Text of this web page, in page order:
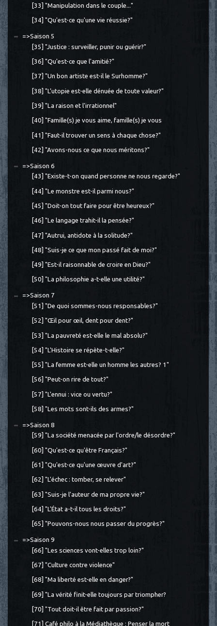
[33] "Manipulation dans le couple..."
[34] "Qu'est-ce qu'une vie réussie?"
=>Saison 5
[35] "Justice : surveiller, punir ou guérir?"
[36] "Qu'est-ce que l'amitié?"
[37] "Un bon artiste est-il le Surhomme?"
[38] "L’utopie est-elle dénuée de toute valeur?"
[39] "La raison et l'irrationnel"
[40] "Famille(s) je vous aime, famille(s) je vous
[41] "Faut-il trouver un sens à chaque chose?"
[42] "Avons-nous ce que nous méritons?"
=>Saison 6
[43] "Existe-t-on quand personne ne nous regarde?"
[44] "Le monstre est-il parmi nous?"
[45] "Doit-on tout faire pour être heureux?"
[46] "Le langage trahit-il la pensée?"
[47] "Autrui, antidote à la solitude?"
[48] "Suis-je ce que mon passé fait de moi?"
[49] "Est-il raisonnable de croire en Dieu?"
[50] "La philosophie a-t-elle une utilité?"
=>Saison 7
[51] "De quoi sommes-nous responsables?"
[52] "Œil pour œil, dent pour dent?"
[53] "La pauvreté est-elle le mal absolu?"
[54] "L'Histoire se répète-t-elle?"
[55] "La femme est-elle un homme les autres? 1"
[56] "Peut-on rire de tout?"
[57] "L'ennui : vice ou vertu?"
[58] "Les mots sont-ils des armes?"
=>Saison 8
[59] "La société menacée par l'ordre/le désordre?"
[60] "Qu'est-ce qu'être Français?"
[61] "Qu'est-ce qu'une œuvre d'art?"
[62] "L'échec : tomber, se relever"
[63] "Suis-je l'auteur de ma propre vie?"
[64] "L'État a-t-il tous les droits?"
[65] "Pouvons-nous nous passer du progrès?"
=>Saison 9
[66] "Les sciences vont-elles trop loin?"
[67] "Culture contre violence"
[68] "Ma liberté est-elle en danger?"
[69] "La vérité finit-elle toujours par triompher?
[70] "Tout doit-il être fait par passion?"
[71] Café philo à la Médiathèque : Penser la mort